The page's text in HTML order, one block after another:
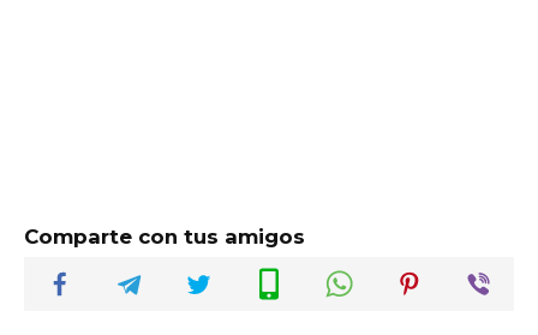
Comparte con tus amigos